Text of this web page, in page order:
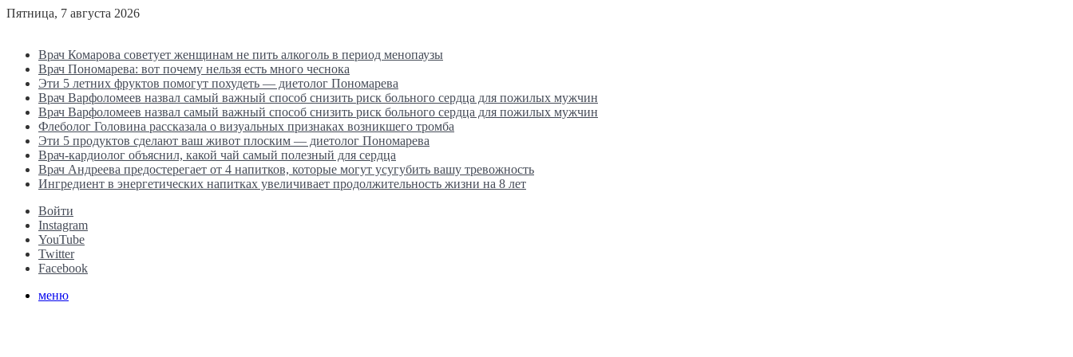
Пятница, 7 августа 2026
Врач Комарова советует женщинам не пить алкоголь в период менопаузы
Врач Пономарева: вот почему нельзя есть много чеснока
Эти 5 летних фруктов помогут похудеть — диетолог Пономарева
Врач Варфоломеев назвал самый важный способ снизить риск больного сердца для пожилых мужчин
Врач Варфоломеев назвал самый важный способ снизить риск больного сердца для пожилых мужчин
Флеболог Головина рассказала о визуальных признаках возникшего тромба
Эти 5 продуктов сделают ваш живот плоским — диетолог Пономарева
Врач-кардиолог объяснил, какой чай самый полезный для сердца
Врач Андреева предостерегает от 4 напитков, которые могут усугубить вашу тревожность
Ингредиент в энергетических напитках увеличивает продолжительность жизни на 8 лет
Войти
Instagram
YouTube
Twitter
Facebook
меню